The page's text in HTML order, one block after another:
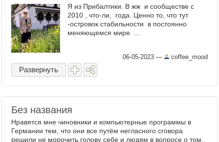
Я из Прибалтики. В жж и сообществе с
2010 , что-ли, года. Ценно то, что тут
-островок стабильности в постоянно
меняющемся мире. ...
06-05-2023 — coffee_mood
Развернуть
Без названия
Нравятся мне чиновники и компьютерные программы в
Германии тем, что они все путём негласного сговора
решили не морочить голову себе и людям в вопросе о том,